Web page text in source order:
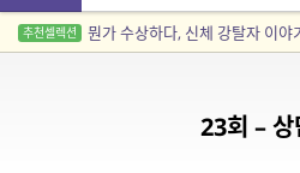
추천셀렉션 뭔가 수상하다, 신체 강탈자 이야
23회 – 상